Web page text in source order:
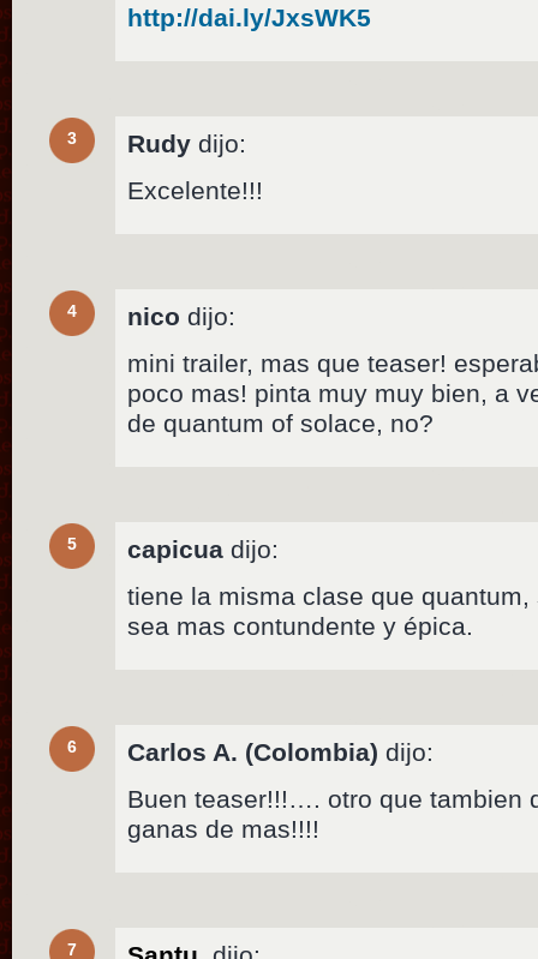
http://dai.ly/JxsWK5
3 Rudy dijo:
Excelente!!!
4 nico dijo:
mini trailer, mas que teaser!
poco mas! pinta muy muy bien, a
de quantum of solace, no?
5 capicua dijo:
tiene la misma clase que
sea mas contundente y épica.
6 Carlos A. (Colombia) dijo:
Buen teaser!!!…. otro que tambien
ganas de mas!!!!
7